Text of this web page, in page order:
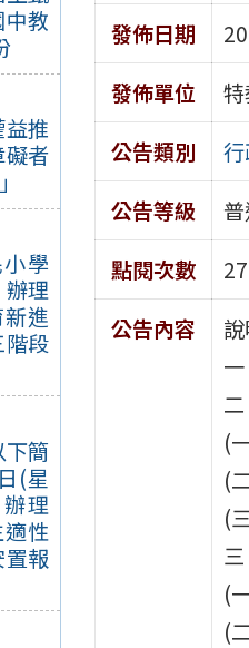
教
推
者
學
辦理
進
段
簡
(星
理
適性
報
發佈日期
發佈單位
公告類別
公告等級
點閱次數
公告內容
說
(
(
(
(
(